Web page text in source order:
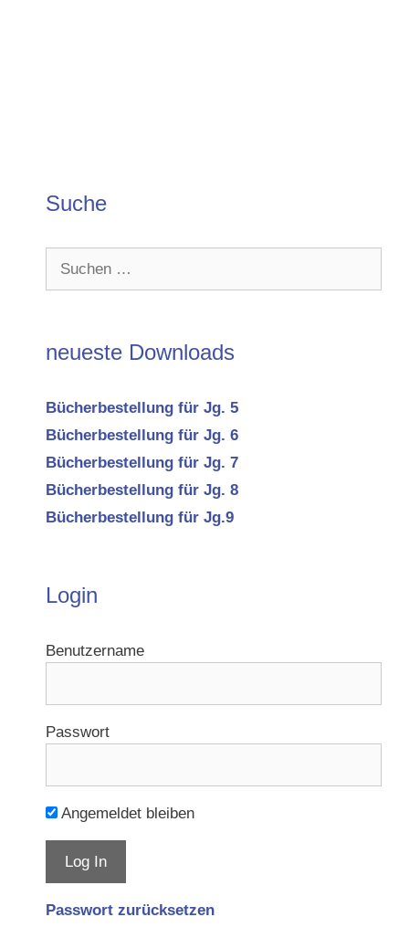
Suche
neueste Downloads
Bücherbestellung für Jg. 5
Bücherbestellung für Jg. 6
Bücherbestellung für Jg. 7
Bücherbestellung für Jg. 8
Bücherbestellung für Jg.9
Login
Benutzername
Passwort
Angemeldet bleiben
Passwort zurücksetzen